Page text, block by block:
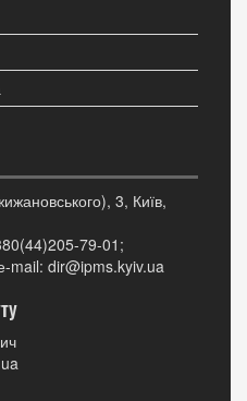
3, Київ,
79-01;
mail: dir@ipms.kyiv.ua